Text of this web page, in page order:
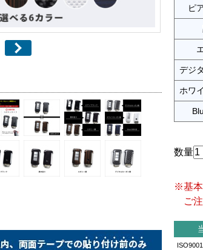
ピ
デジ
ホワ
数量
※基本
ご注